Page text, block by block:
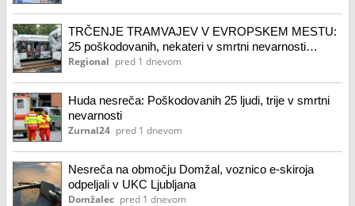
TRČENJE TRAMVAJEV V EVROPSKEM MESTU:
25 poškodovanih, nekateri v smrtni nevarnosti
(FOTO, VIDEO)
Regional pred 1 dnevom
Huda nesreča: Poškodovanih 25 ljudi, trije v smrtni
nevarnosti
Zurnal24 pred 1 dnevom
Nesreča na območju Domžal, voznico e-skiroja
odpeljali v UKC Ljubljana
Domžalec pred 1 dnevom